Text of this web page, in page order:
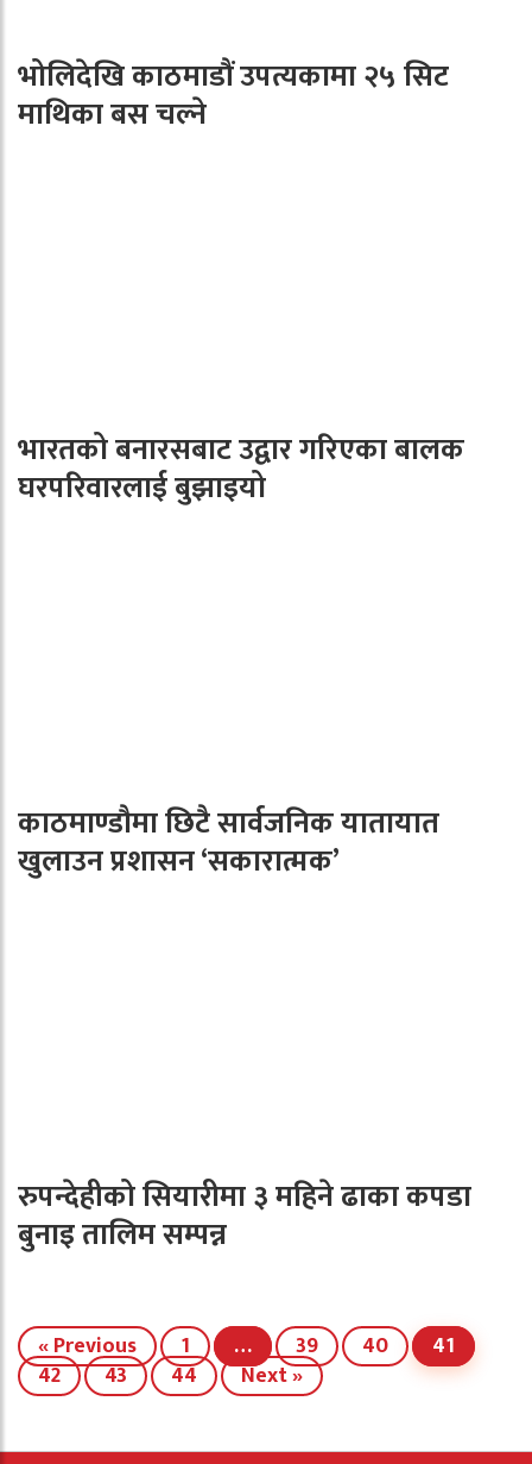
भोलिदेखि काठमाडौं उपत्यकामा २५ सिट
माथिका बस चल्ने
भारतको बनारसबाट उद्वार गरिएका बालक
घरपरिवारलाई बुझाइयो
काठमाण्डौमा छिटै सार्वजनिक यातायात
खुलाउन प्रशासन ‘सकारात्मक’
रुपन्देहीको सियारीमा ३ महिने ढाका कपडा
बुनाइ तालिम सम्पन्न
« Previous 1 … 39 40
41
42
43 44 Next »